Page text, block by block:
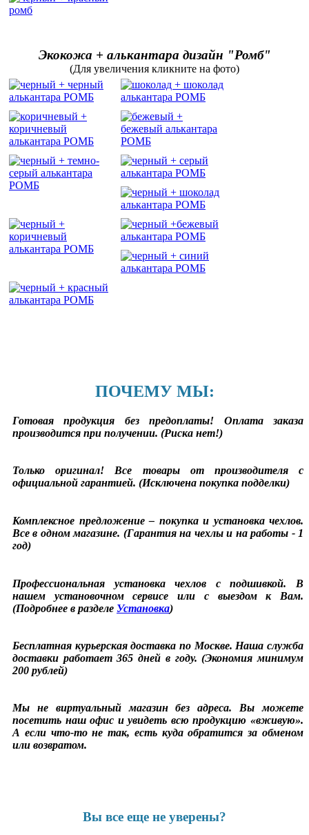
Экокожа + алькантара дизайн "Ромб"
(Для увеличения кликните на фото)
ПОЧЕМУ МЫ:
Готовая продукция без предоплаты! Оплата заказа
производится при получении. (Риска нет!)
Только оригинал! Все товары от производителя с
официальной гарантией. (Исключена покупка подделки)
Комплексное предложение – покупка и установка чехлов.
Все в одном магазине. (Гарантия на чехлы и на работы - 1
год)
Профессиональная установка чехлов с подшивкой. В
нашем установочном сервисе или с выездом к Вам.
(Подробнее в разделе Установка)
Бесплатная курьерская доставка по Москве. Наша служба
доставки работает 365 дней в году. (Экономия минимум
200 рублей)
Мы не виртуальный магазин без адреса. Вы можете
посетить наш офис и увидеть всю продукцию «вживую».
А если что-то не так, есть куда обратится за обменом
или возвратом.
Вы все еще не уверены?